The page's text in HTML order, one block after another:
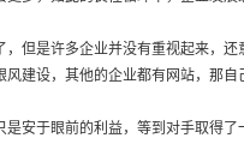
是许多企业并没有重视起来，还
建设，其他的企业都有网站，那
于眼前的利益，等到对手取得了